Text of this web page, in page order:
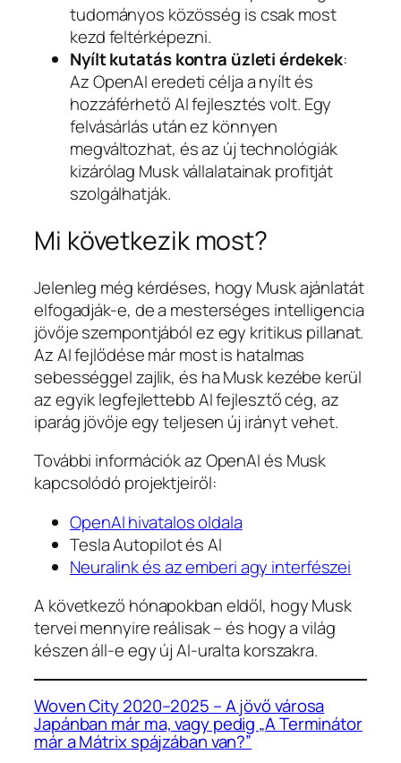
tudományos közösség is csak most
kezd feltérképezni.
Nyílt kutatás kontra üzleti érdekek:
Az OpenAI eredeti célja a nyílt és
hozzáférhető AI fejlesztés volt. Egy
felvásárlás után ez könnyen
megváltozhat, és az új technológiák
kizárólag Musk vállalatainak profitját
szolgálhatják.
Mi következik most?
Jelenleg még kérdéses, hogy Musk ajánlatát
elfogadják-e, de a mesterséges intelligencia
jövője szempontjából ez egy kritikus pillanat.
Az AI fejlődése már most is hatalmas
sebességgel zajlik, és ha Musk kezébe kerül
az egyik legfejlettebb AI fejlesztő cég, az
iparág jövője egy teljesen új irányt vehet.
További információk az OpenAI és Musk
kapcsolódó projektjeiről:
OpenAI hivatalos oldala
Tesla Autopilot és AI
Neuralink és az emberi agy interfészei
A következő hónapokban eldől, hogy Musk
tervei mennyire reálisak – és hogy a világ
készen áll-e egy új AI-uralta korszakra.
Woven City 2020–2025 – A jövő városa
Japánban már ma, vagy pedig „A Terminátor
már a Mátrix spájzában van?”